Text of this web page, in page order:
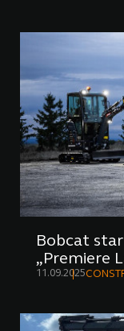
Bobcat
„Premiere
11.09.2025